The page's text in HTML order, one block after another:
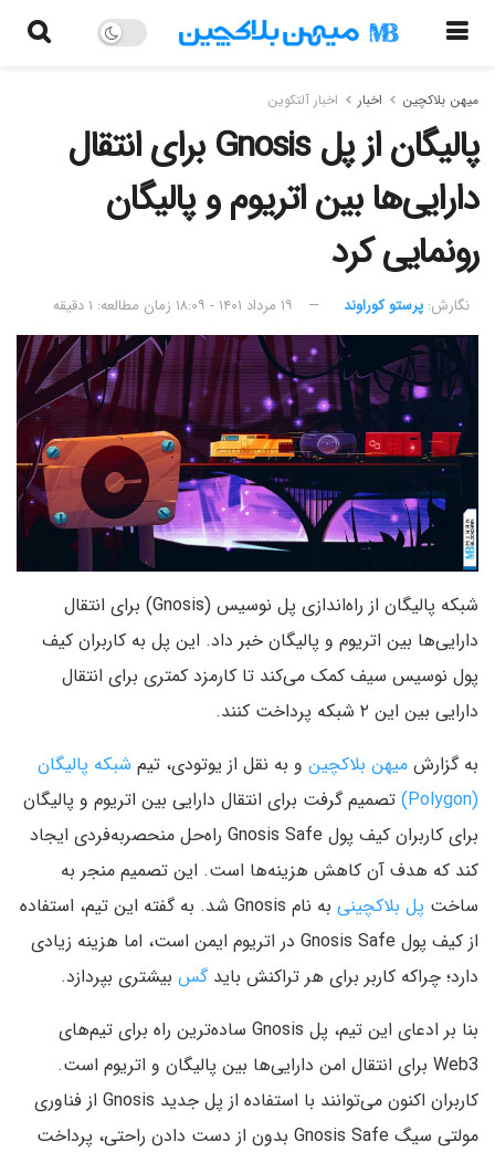
میهن بلاکچین اخبار اخبار آلتکوین
پالیگان از پل Gnosis برای انتقال
دارایی‌ها بین اتریوم و پالیگان
رونمایی کرد
نگارش:‌ پرستو کوراوند ۱۹ مرداد ۱۴۰۱ - ۱۸:۰۹ زمان مطالعه: ۱ دقیقه
شبکه پالیگان از راه‌اندازی پل نوسیس (Gnosis) برای انتقال
دارایی‌ها بین اتریوم و پالیگان خبر داد. این پل به کاربران کیف
پول نوسیس سیف کمک می‌کند تا کارمزد کمتری برای انتقال
دارایی بین این ۲ شبکه پرداخت کنند.
به گزارش میهن بلاکچین و به نقل از یوتودی، تیم شبکه پالیگان
(Polygon)
تصمیم گرفت برای انتقال دارایی بین اتریوم و پالیگان
برای کاربران کیف پول Gnosis Safe راه‌حل منحصربه‌فردی ایجاد
کند که هدف آن کاهش هزینه‌ها است. این تصمیم منجر به
ساخت پل بلاکچینی
به نام Gnosis شد. به گفته این تیم، استفاده
از کیف پول Gnosis Safe در اتریوم ایمن است، اما هزینه زیادی
دارد؛ چراکه کاربر برای هر تراکنش بایدگس بیشتری بپردازد.
بنا بر ادعای این تیم، پل Gnosis ساده‌ترین راه برای تیم‌های
Web3 برای انتقال امن دارایی‌ها بین پالیگان و اتریوم است.
کاربران اکنون می‌توانند با استفاده از پل جدید Gnosis‌ از فناوری
مولتی سیگ Gnosis Safe بدون از دست دادن راحتی، پرداخت